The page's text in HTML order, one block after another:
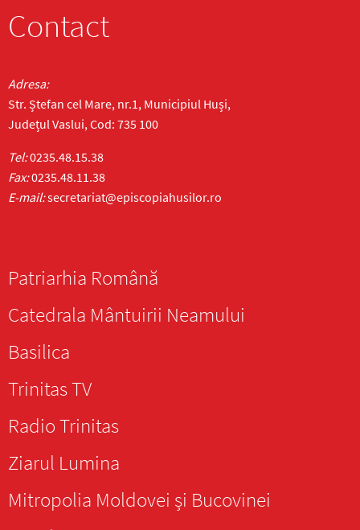
Contact
Adresa:
Str. Ștefan cel Mare, nr.1, Municipiul Huși,
Județul Vaslui, Cod: 735 100
Tel:0235.48.15.38
Fax:0235.48.11.38
E-mail:secretariat@episcopiahusilor.ro
Patriarhia Română
Catedrala Mântuirii Neamului
Basilica
Trinitas TV
Radio Trinitas
Ziarul Lumina
Mitropolia Moldovei și Bucovinei